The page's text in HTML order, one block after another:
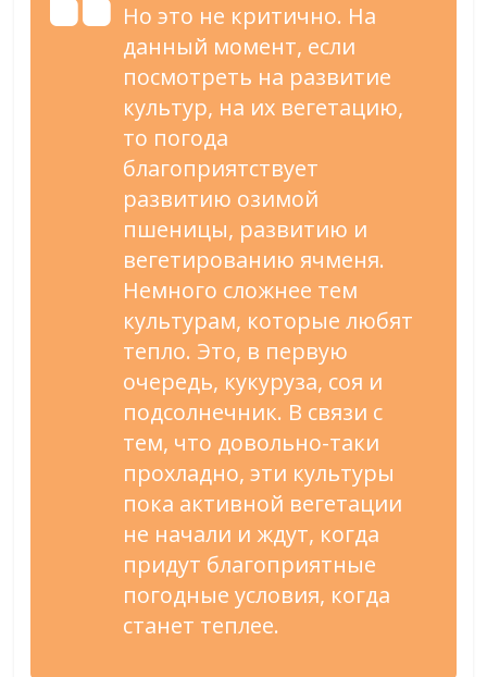
Но это не критично. На
данный момент, если
посмотреть на развитие
культур, на их вегетацию,
то погода
благоприятствует
развитию озимой
пшеницы, развитию и
вегетированию ячменя.
Немного сложнее тем
культурам, которые любят
тепло. Это, в первую
очередь, кукуруза, соя и
подсолнечник. В связи с
тем, что довольно-таки
прохладно, эти культуры
пока активной вегетации
не начали и ждут, когда
придут благоприятные
погодные условия, когда
станет теплее.